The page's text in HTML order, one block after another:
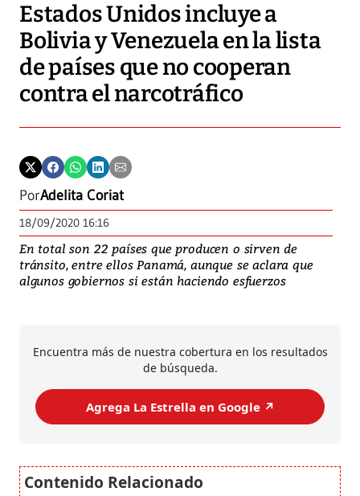
Estados Unidos incluye a
Bolivia y Venezuela en la lista
de países que no cooperan
contra el narcotráfico
PorAdelita Coriat
18/09/2020 16:16
En total son 22 países que producen o sirven de
tránsito, entre ellos Panamá, aunque se aclara que
algunos gobiernos si están haciendo esfuerzos
Encuentra más de nuestra cobertura en los resultados
de búsqueda.
Agrega La Estrella en Google ↗️